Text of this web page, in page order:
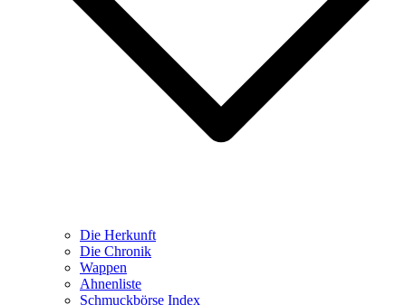
Die Herkunft
Die Chronik
Wappen
Ahnenliste
Schmuckbörse Index